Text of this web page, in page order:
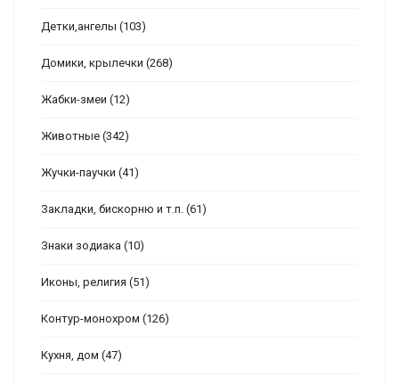
Детки,ангелы (103)
Домики, крылечки (268)
Жабки-змеи (12)
Животные (342)
Жучки-паучки (41)
Закладки, бискорню и т.п. (61)
Знаки зодиака (10)
Иконы, религия (51)
Контур-монохром (126)
Кухня, дом (47)